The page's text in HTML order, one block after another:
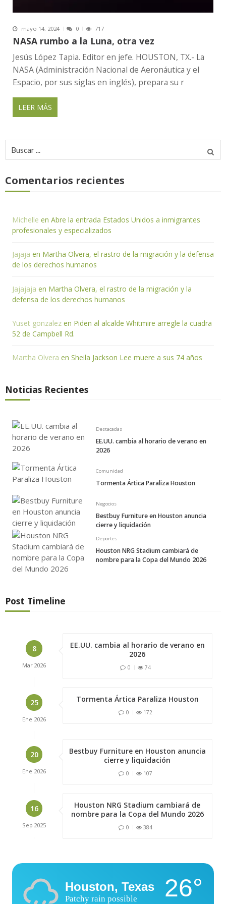
mayo 14, 2024 0 717
NASA rumbo a la Luna, otra vez
Jesús López Tapia. Editor en jefe. HOUSTON, TX.- La
NASA (Administración Nacional de Aeronáutica y el
Espacio, por sus siglas en inglés), prepara su r
LEER MÁS
Buscar
por:
Comentarios recientes
Michelle en Abre la entrada Estados Unidos a inmigrantes
profesionales y especializados
Jajaja en Martha Olvera, el rastro de la migración y la defensa
de los derechos humanos
Jajajaja en Martha Olvera, el rastro de la migración y la
defensa de los derechos humanos
Yuset gonzalez en Piden al alcalde Whitmire arregle la cuadra
52 de Campbell Rd.
Martha Olvera en Sheila Jackson Lee muere a sus 74 años
Noticias Recientes
Destacadas
EE.UU. cambia al horario de verano en
2026
Comunidad
Tormenta Ártica Paraliza Houston
Negocios
Bestbuy Furniture en Houston anuncia
cierre y liquidación
Deportes
Houston NRG Stadium cambiará de
nombre para la Copa del Mundo 2026
Post Timeline
8
Mar 2026
EE.UU. cambia al horario de verano en
2026
0 74
25
Ene 2026
Tormenta Ártica Paraliza Houston
0 172
20
Ene 2026
Bestbuy Furniture en Houston anuncia
cierre y liquidación
0 107
16
Sep 2025
Houston NRG Stadium cambiará de
nombre para la Copa del Mundo 2026
0 384
Houston, Texas
Patchy rain possible 26°